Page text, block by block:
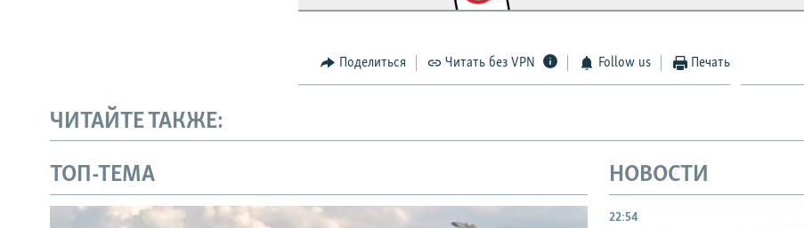
Поделиться Читать без VPN Follow us Печать
ЧИТАЙТЕ ТАКЖЕ:
ТОП-ТЕМА НОВОСТИ
22:54